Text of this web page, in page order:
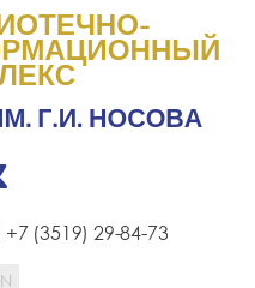
+7 (3519) 29-84-73